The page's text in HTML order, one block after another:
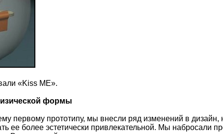
«Kiss ME».
формы
первому прототипу, мы внесли ряд изменений в
ее более эстетически привлекательной. Мы набросали